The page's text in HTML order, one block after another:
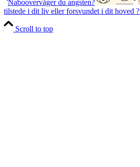
Naboovervåger du angsten?
tilstede i dit liv eller forsvundet i dit hoved ?
Scroll to top